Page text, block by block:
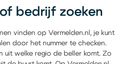
bedrijf zoeken
vinden op Vermelden.nl, je kunt
door het nummer te checken.
uit welke regio de beller komt. Zo